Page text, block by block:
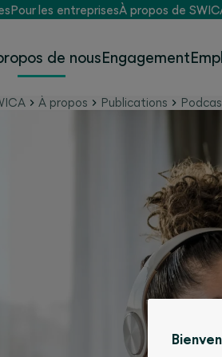
Pour les entreprisesÀ propos de
de nousEngagement
À propos Publications